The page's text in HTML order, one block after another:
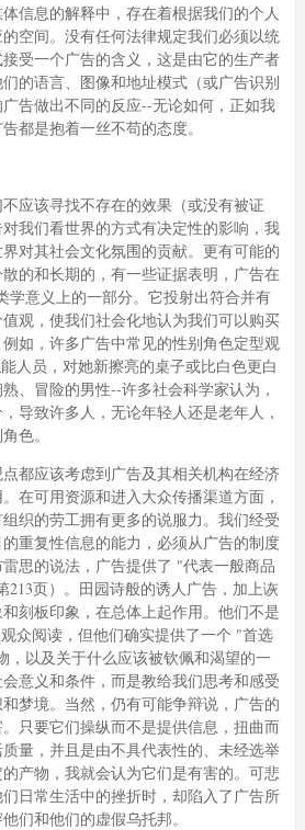
信息的解释中，存在着根据我们的个人
空间。没有任何法律规定我们必须以统
受一个广告的含义，这是由它的生产者
的语言、图像和地址模式（或广告识别
告做出不同的反应--无论如何，正如我
都是抱着一丝不苟的态度。
应该寻找不存在的效果（或没有被证
我们看世界的方式有决定性的影响，我
对其社会文化氛围的贡献。更有可能的
的和长期的，有一些证据表明，广告在
学意义上的一部分。它投射出符合并有
观，使我们社会化地认为我们可以购买
如，许多广告中常见的性别角色定型观
人员，对她新擦亮的桌子或比白色更白
、冒险的男性--许多社会科学家认为，
导致许多人，无论年轻人还是老年人，
色。
都应该考虑到广告及其相关机构在经济
在可用资源和进入大众传播渠道方面，
织的劳工拥有更多的说服力。我们经受
重复性信息的能力，必须从广告的制度
思的说法，广告提供了 "代表一般商品
213页）。田园诗般的诱人广告，加上诙
刻板印象，在总体上起作用。他们不是
众阅读，但他们确实提供了一个 "首选
，以及关于什么应该被钦佩和渴望的一
意义和条件，而是教给我们思考和感受
梦境。当然，仍有可能争辩说，广告的
只要它们操纵而不是提供信息，扭曲而
量，并且是由不具代表性的、未经选举
产物，我就会认为它们是有害的。可悲
日常生活中的挫折时，却陷入了广告所
们和他们的虚假乌托邦。